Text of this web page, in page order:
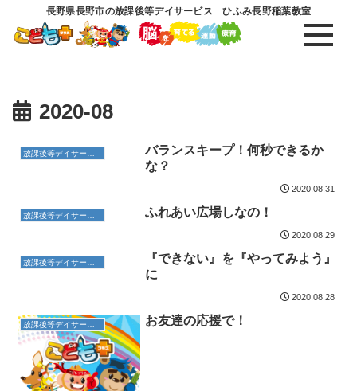
長野県長野市の放課後等デイサービス ひふみ長野稲葉教室
2020-08
放課後等デイサービス
バランスキープ！何秒できるか
な？
2020.08.31
放課後等デイサービス ふれあい広場しなの！
2020.08.29
『できない』を『やってみよう』
に
2020.08.28
お友達の応援で！